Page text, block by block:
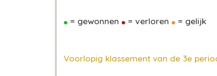
= gewonnen = verloren = gelijk
Voorlopig klassement van de 3e